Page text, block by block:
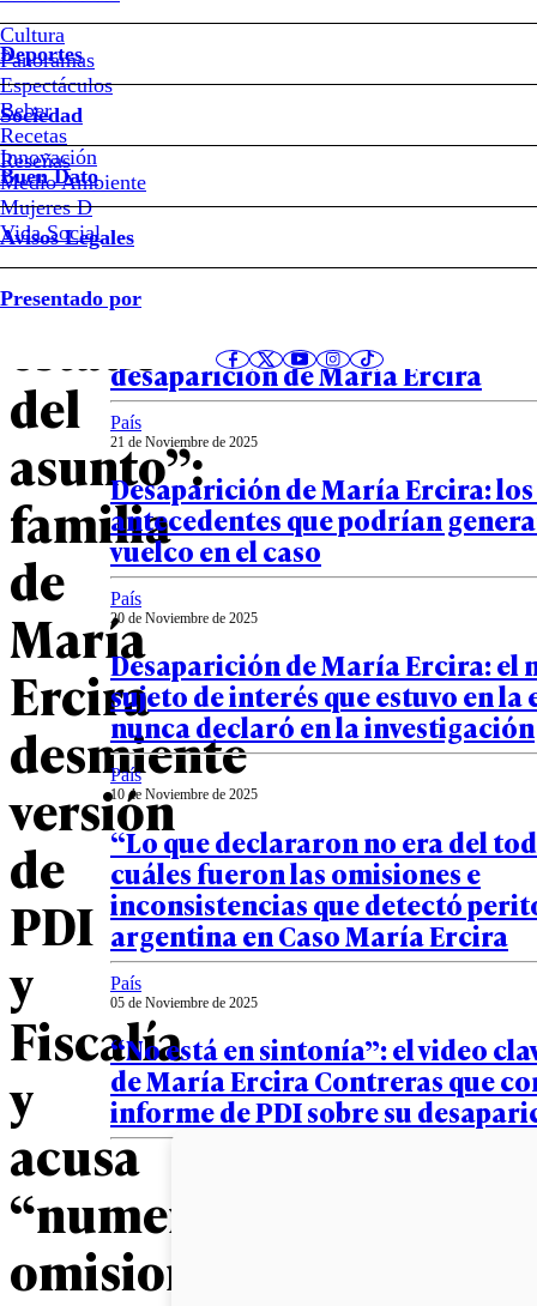
Cultura
Panoramas
Espectáculos
Beber
Recetas
Reseñas
Deportes
Sociedad
Innovación
Medio Ambiente
Mujeres D
Vida Social
Buen Dato
Avisos Legales
Presentado por
se
compadecen
con
el
real
del
asunto”:
familia
de
María
Ercira
desmiente
versión
de
PDI
y
Fiscalía
y
acusa
“numerosas
omisiones”
Notas relacionadas
24 de Noviembre de 2025
La insólita hipótesis que planteó
desaparición de María Ercira
País
21 de Noviembre de 2025
Desaparición de María Ercira: los
antecedentes que podrían
vuelco en el caso
País
20 de Noviembre de 2025
Desaparición de María Ercira: el
sujeto de interés que estuvo en la
nunca declaró en la investigación
País
10 de Noviembre de 2025
“Lo que declararon no era del
cuáles fueron las omisiones e
inconsistencias que detectó
argentina en Caso María Ercira
País
05 de Noviembre de 2025
“No está en sintonía”: el video
de María Ercira Contreras que
informe de PDI sobre su